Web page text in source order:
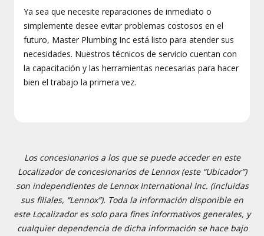
Ya sea que necesite reparaciones de inmediato o
simplemente desee evitar problemas costosos en el
futuro, Master Plumbing Inc está listo para atender sus
necesidades. Nuestros técnicos de servicio cuentan con
la capacitación y las herramientas necesarias para hacer
bien el trabajo la primera vez.
Los concesionarios a los que se puede acceder en este
Localizador de concesionarios de Lennox (este “Ubicador”)
son independientes de Lennox International Inc. (incluidas
sus filiales, “Lennox”). Toda la información disponible en
este Localizador es solo para fines informativos generales, y
cualquier dependencia de dicha información se hace bajo